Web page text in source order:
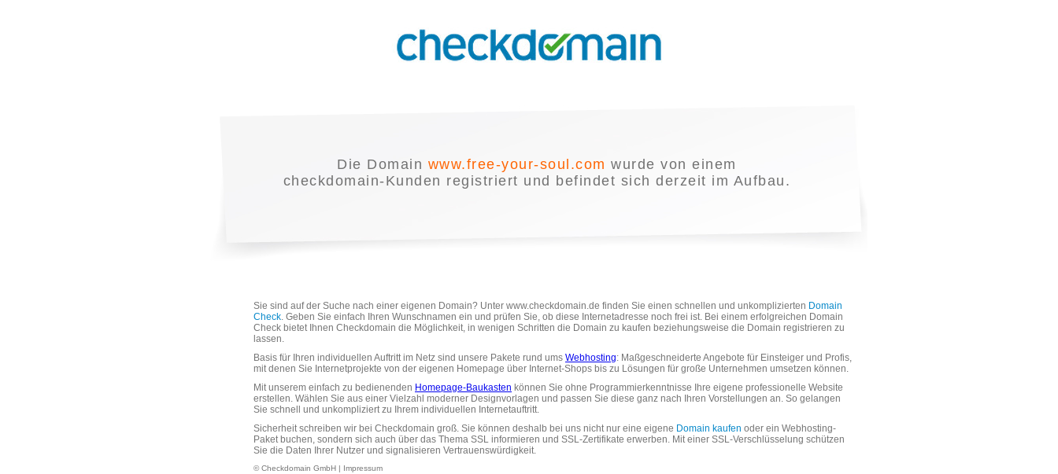
Die Domain www.free-your-soul.com wurde von einem
checkdomain-Kunden registriert und befindet sich derzeit im Aufbau.
Sie sind auf der Suche nach einer eigenen Domain? Unter www.checkdomain.de finden Sie einen schnellen und unkomplizierten Domain
Check. Geben Sie einfach Ihren Wunschnamen ein und prüfen Sie, ob diese Internetadresse noch frei ist. Bei einem erfolgreichen Domain
Check bietet Ihnen Checkdomain die Möglichkeit, in wenigen Schritten die Domain zu kaufen beziehungsweise die Domain registrieren zu
lassen.
Basis für Ihren individuellen Auftritt im Netz sind unsere Pakete rund ums Webhosting: Maßgeschneiderte Angebote für Einsteiger und Profis,
mit denen Sie Internetprojekte von der eigenen Homepage über Internet-Shops bis zu Lösungen für große Unternehmen umsetzen können.
Mit unserem einfach zu bedienenden Homepage-Baukasten können Sie ohne Programmierkenntnisse Ihre eigene professionelle Website
erstellen. Wählen Sie aus einer Vielzahl moderner Designvorlagen und passen Sie diese ganz nach Ihren Vorstellungen an. So gelangen
Sie schnell und unkompliziert zu Ihrem individuellen Internetauftritt.
Sicherheit schreiben wir bei Checkdomain groß. Sie können deshalb bei uns nicht nur eine eigene Domain kaufen oder ein Webhosting-
Paket buchen, sondern sich auch über das Thema SSL informieren und SSL-Zertifikate erwerben. Mit einer SSL-Verschlüsselung schützen
Sie die Daten Ihrer Nutzer und signalisieren Vertrauenswürdigkeit.
© Checkdomain GmbH | Impressum